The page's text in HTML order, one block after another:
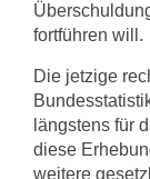
fortführen will.
Die jetzige
längstens für
diese
weitere